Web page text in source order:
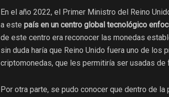
En el año 2022, el Primer Ministro del Reino
a este país en un centro global tecnológico
de este centro era reconocer las monedas
sin duda haría que Reino Unido fuera uno de los
criptomonedas, que les permitiría ser usadas de
Por otra parte, se pudo conocer que dentro de